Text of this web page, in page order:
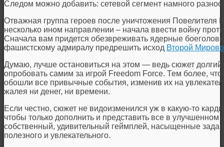
Следом можно добавить: сетевой сегмент намного
Отважная группа героев после уничтожения Повелителя
несколько ином направлении – начала ввести войну
Сначала вам придется обезвреживать ядерные
фашистскому адмиралу предрешить исход Второй
Думаю, лучше остановиться на этом — ведь сюжет
опробовать самим за игрой Freedom Force. Тем более,
обошли все привычные события, изменив их на
жалея ни денег, ни времени.
Если честно, сюжет не видоизменился уж в какую-то
чтобы только дополнить и представить все в улучшенном
собственный, удивительный геймплей, насыщенные
полезного и увлекательного.